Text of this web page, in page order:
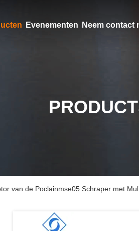
Evenementen Neem contact
van de Poclainmse05 Schraper met